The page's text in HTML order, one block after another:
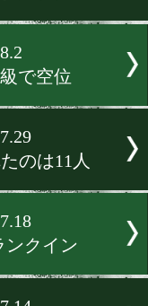
村田が1位に
手がアップ